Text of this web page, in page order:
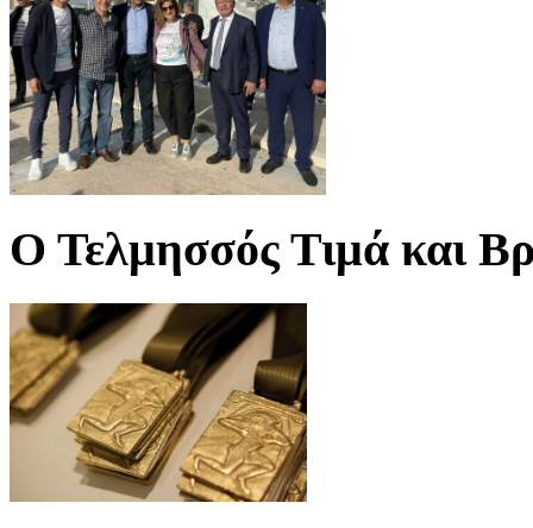
Ο Τελμησσός Τιμά και